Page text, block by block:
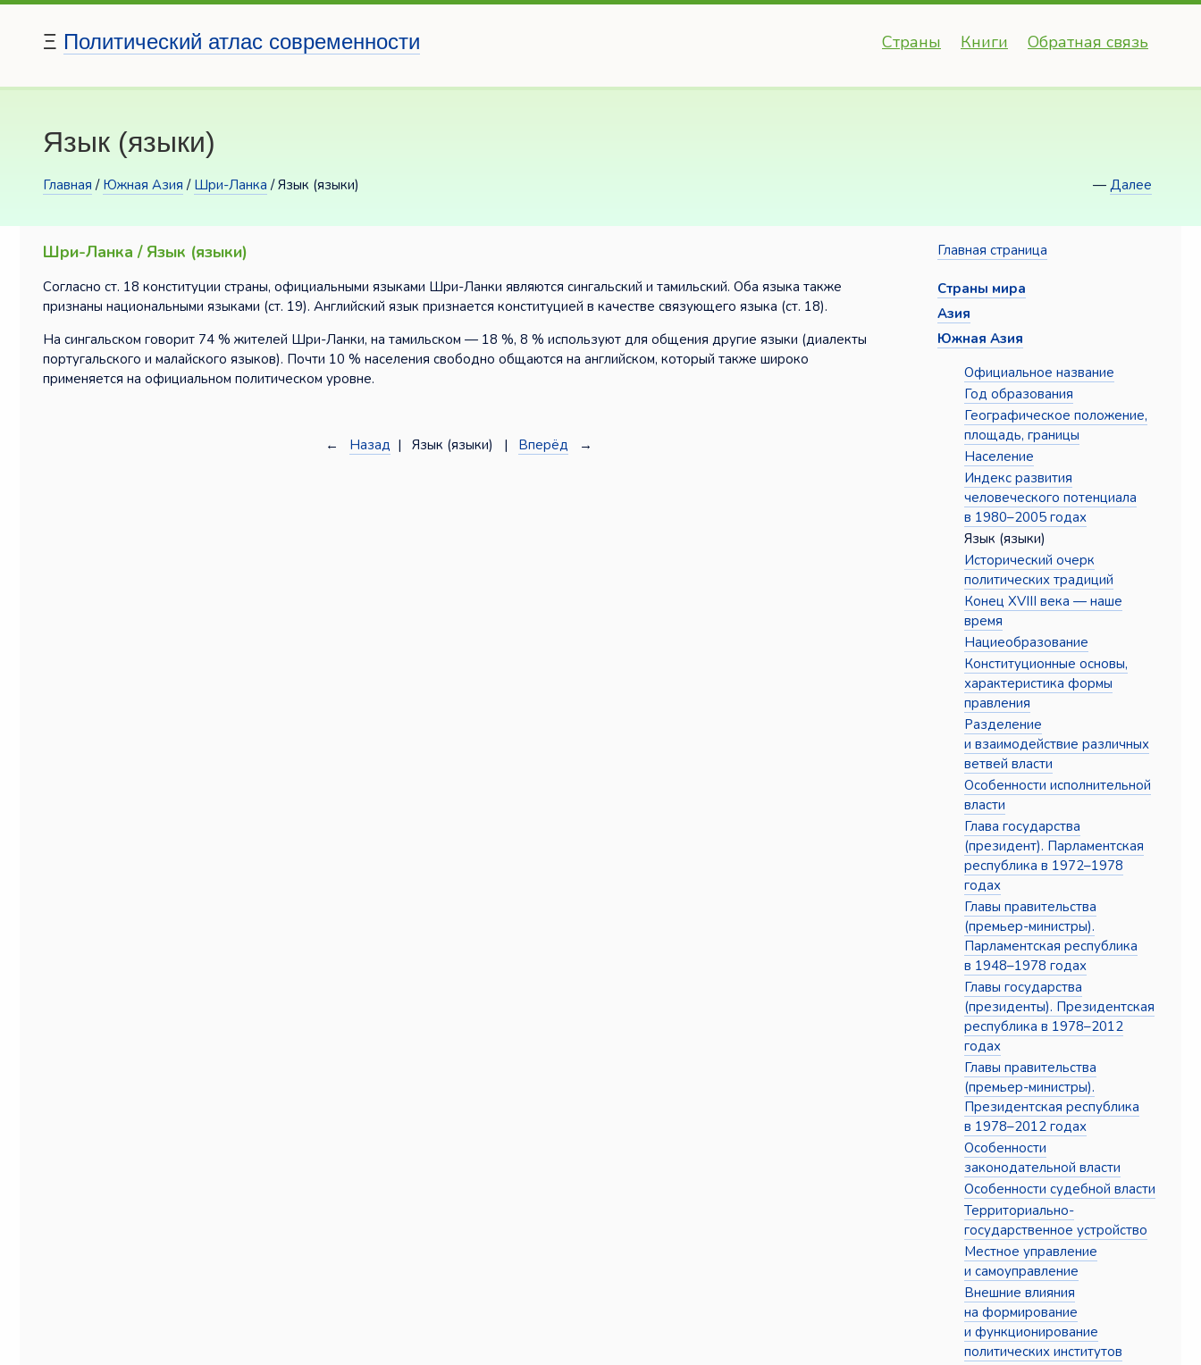
Ξ Политический атлас современности Страны Книги Обратная связь
Язык (языки)
Главная / Южная Азия / Шри-Ланка / Язык (языки) — Далее
Шри-Ланка / Язык (языки)
Согласно ст. 18 конституции страны, официальными языками Шри-Ланки являются сингальский и тамильский. Оба языка также
признаны национальными языками (ст. 19). Английский язык признается конституцией в качестве связующего языка (ст. 18).
На сингальском говорит 74 % жителей Шри-Ланки, на тамильском — 18 %, 8 % используют для общения другие языки (диалекты
португальского и малайского языков). Почти 10 % населения свободно общаются на английском, который также широко
применяется на официальном политическом уровне.
← Назад | Язык (языки) | Вперёд →
Главная страница
Страны мира
Азия
Южная Азия
Официальное название
Год образования
Географическое положение,
площадь, границы
Население
Индекс развития
человеческого потенциала
в 1980–2005 годах
Язык (языки)
Исторический очерк
политических традиций
Конец XVIII века — наше
время
Нациеобразование
Конституционные основы,
характеристика формы
правления
Разделение
и взаимодействие различных
ветвей власти
Особенности исполнительной
власти
Глава государства
(президент). Парламентская
республика в 1972–1978
годах
Главы правительства
(премьер-министры).
Парламентская республика
в 1948–1978 годах
Главы государства
(президенты). Президентская
республика в 1978–2012
годах
Главы правительства
(премьер-министры).
Президентская республика
в 1978–2012 годах
Особенности
законодательной власти
Особенности судебной власти
Территориально-
государственное устройство
Местное управление
и самоуправление
Внешние влияния
на формирование
и функционирование
политических институтов